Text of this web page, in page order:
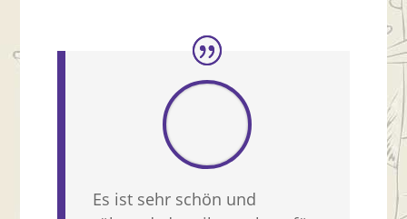
Es ist sehr schön und